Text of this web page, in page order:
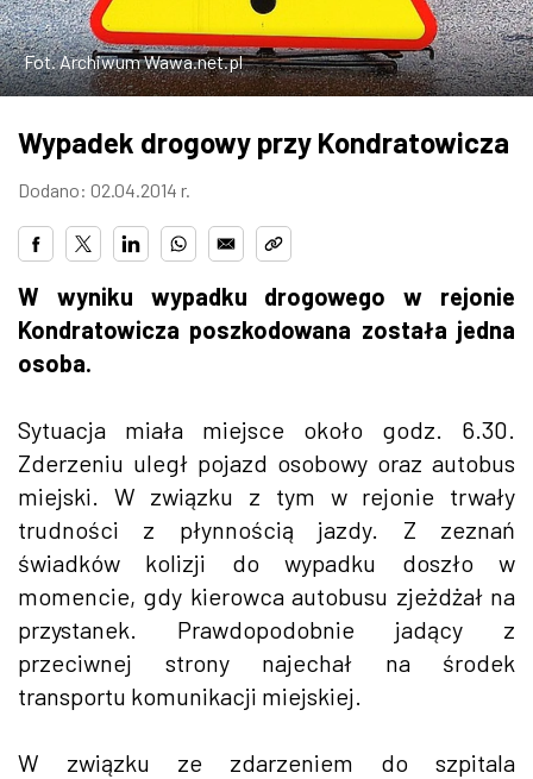
MARKETPLACE
Fot. Archiwum Wawa.net.pl
Wypadek drogowy przy Kondratowicza
Dodano: 02.04.2014 r.
W wyniku wypadku drogowego w rejonie
Kondratowicza poszkodowana została jedna
osoba.
Sytuacja miała miejsce około godz. 6.30.
Zderzeniu uległ pojazd osobowy oraz autobus
miejski. W związku z tym w rejonie trwały
trudności z płynnością jazdy. Z zeznań
świadków kolizji do wypadku doszło w
momencie, gdy kierowca autobusu zjeżdżał na
przystanek. Prawdopodobnie jadący z
przeciwnej strony najechał na środek
transportu komunikacji miejskiej.
W związku ze zdarzeniem do szpitala